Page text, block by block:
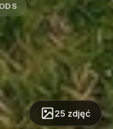
25 zdjęć